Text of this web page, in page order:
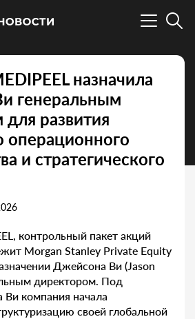
назначила
генеральным
развития
операционного
и стратегического
контрольный пакет акций
Morgan Stanley Private Equity
Джейсона Ви (Jason
директором. Под
Ви компания начала
своей глобальной